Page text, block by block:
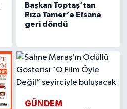
Başkan Toptaş’tan
Rıza Tamer’e Efsane
geri döndü
GÜNDEM